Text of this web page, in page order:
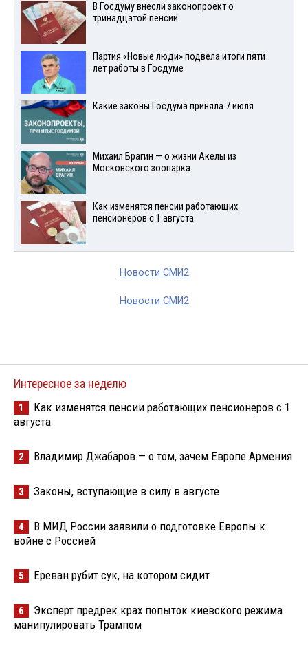
В Госдуму внесли законопроект о
тринадцатой пенсии
Партия «Новые люди» подвела итоги пяти
лет работы в Госдуме
Какие законы Госдума приняла 7 июля
Михаил Брагин — о жизни Акелы из
Московского зоопарка
Как изменятся пенсии работающих
пенсионеров с 1 августа
Новости СМИ2
Новости СМИ2
Интересное за неделю
1
Как изменятся пенсии работающих пенсионеров с 1
августа
2 Владимир Джабаров — о том, зачем Европе Армения
3 Законы, вступающие в силу в августе
4
В МИД России заявили о подготовке Европы к
войне с Россией
5 Ереван рубит сук, на котором сидит
6
Эксперт предрек крах попыток киевского режима
манипулировать Трампом